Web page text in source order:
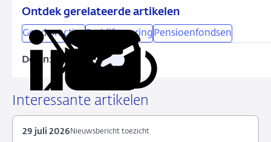
Ontdek gerelateerde artikelen
Good practice Bedrijfsvoering Pensioenfondsen
Delen:
Deel
LinkedIn
via
X
Deel
Facebook
Deel
e-
Kopieer
Interessante artikelen
Nieuwsbericht toezicht
29 juli 2026